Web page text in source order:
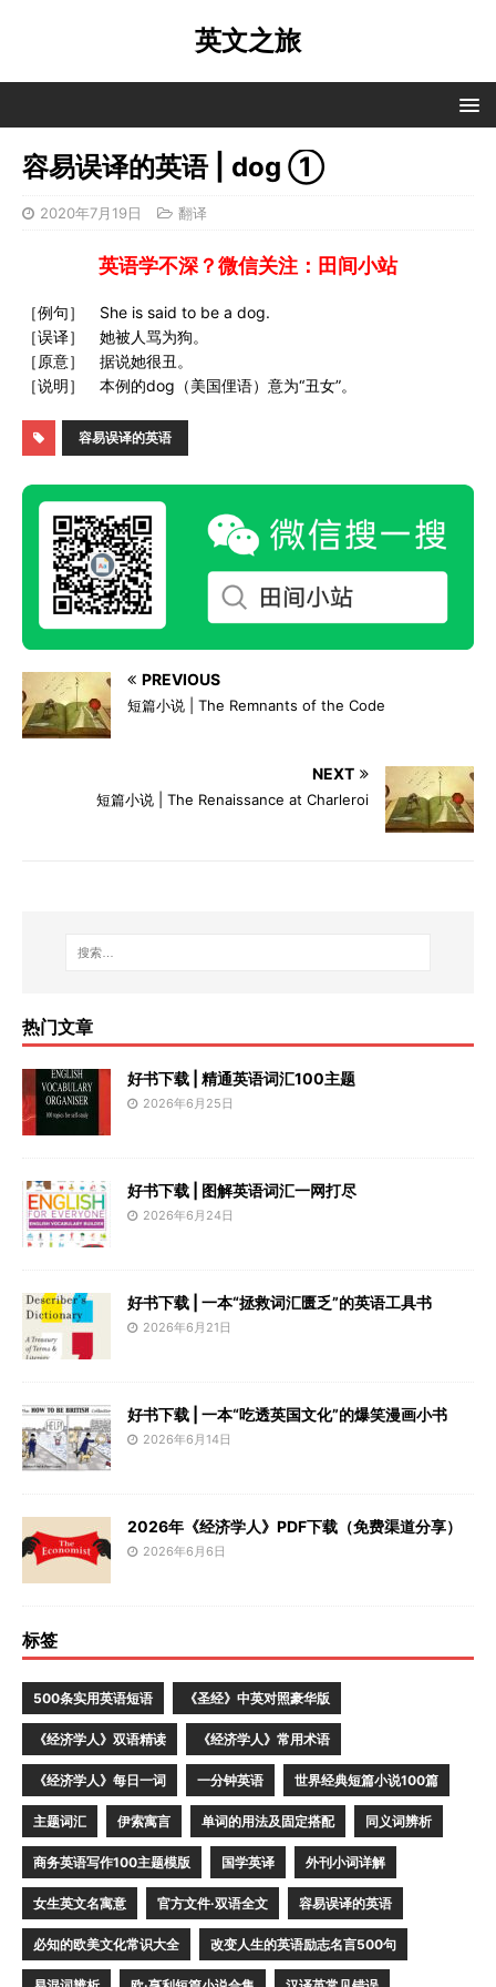
英文之旅
容易误译的英语 | dog ①
2020年7月19日 翻译
英语学不深？微信关注：田间小站
［例句］ She is said to be a dog.
［误译］ 她被人骂为狗。
［原意］ 据说她很丑。
［说明］ 本例的dog（美国俚语）意为“丑女”。
容易误译的英语
PREVIOUS
短篇小说 | The Remnants of the Code
NEXT
短篇小说 | The Renaissance at Charleroi
热门文章
好书下载 | 精通英语词汇100主题
2026年6月25日
好书下载 | 图解英语词汇一网打尽
2026年6月24日
好书下载 | 一本“拯救词汇匮乏”的英语工具书
2026年6月21日
好书下载 | 一本“吃透英国文化”的爆笑漫画小书
2026年6月14日
2026年《经济学人》PDF下载（免费渠道分享）
2026年6月6日
标签
500条实用英语短语 《圣经》中英对照豪华版
《经济学人》双语精读 《经济学人》常用术语
《经济学人》每日一词 一分钟英语 世界经典短篇小说100篇
主题词汇 伊索寓言 单词的用法及固定搭配 同义词辨析
商务英语写作100主题模版 国学英译 外刊小词详解
女生英文名寓意 官方文件·双语全文 容易误译的英语
必知的欧美文化常识大全 改变人生的英语励志名言500句